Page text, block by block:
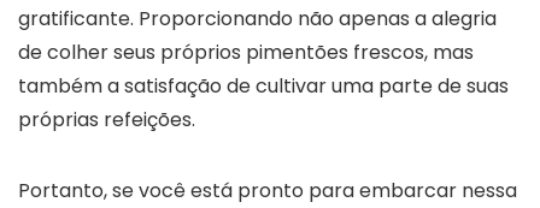
gratificante. Proporcionando não apenas a alegria
de colher seus próprios pimentões frescos, mas
também a satisfação de cultivar uma parte de suas
próprias refeições.
Portanto, se você está pronto para embarcar nessa